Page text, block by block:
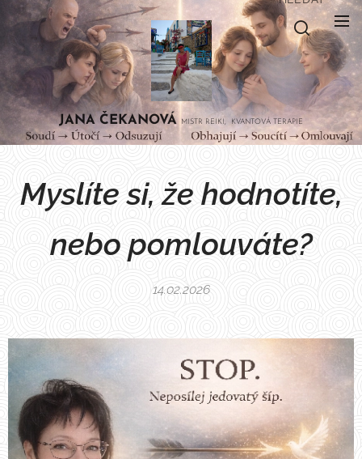
JANAČEKANOVÁ MISTR REIKI, KVANTOVÁ TERAPIE
Myslíte si, že hodnotíte,
nebo pomlouváte?
14.02.2026